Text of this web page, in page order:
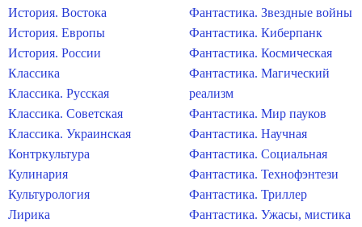
История. Востока
История. Европы
История. России
Классика
Классика. Русская
Классика. Советская
Классика. Украинская
Контркультура
Кулинария
Культурология
Лирика
Фантастика. Звездные войны
Фантастика. Киберпанк
Фантастика. Космическая
Фантастика. Магический
реализм
Фантастика. Мир пауков
Фантастика. Научная
Фантастика. Социальная
Фантастика. Технофэнтези
Фантастика. Триллер
Фантастика. Ужасы, мистика